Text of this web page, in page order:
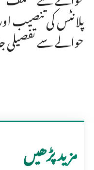
پلانٹس کی تنصیب
حوالے سے تفصیلی
مزید پڑھیں